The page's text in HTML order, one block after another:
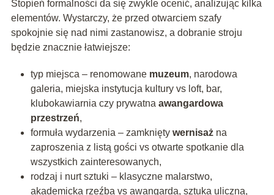
Stopień formalności da się zwykle ocenić, analizując kilka
elementów. Wystarczy, że przed otwarciem szafy
spokojnie się nad nimi zastanowisz, a dobranie stroju
będzie znacznie łatwiejsze:
typ miejsca – renomowane muzeum, narodowa
galeria, miejska instytucja kultury vs loft, bar,
klubokawiarnia czy prywatna awangardowa
przestrzeń,
formuła wydarzenia – zamknięty wernisażna
zaproszenia z listą gości vs otwarte spotkanie dla
wszystkich zainteresowanych,
rodzaj i nurt sztuki – klasyczne malarstwo,
akademicka rzeźba vs awangarda, sztuka uliczna,